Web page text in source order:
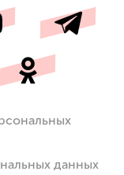
данных